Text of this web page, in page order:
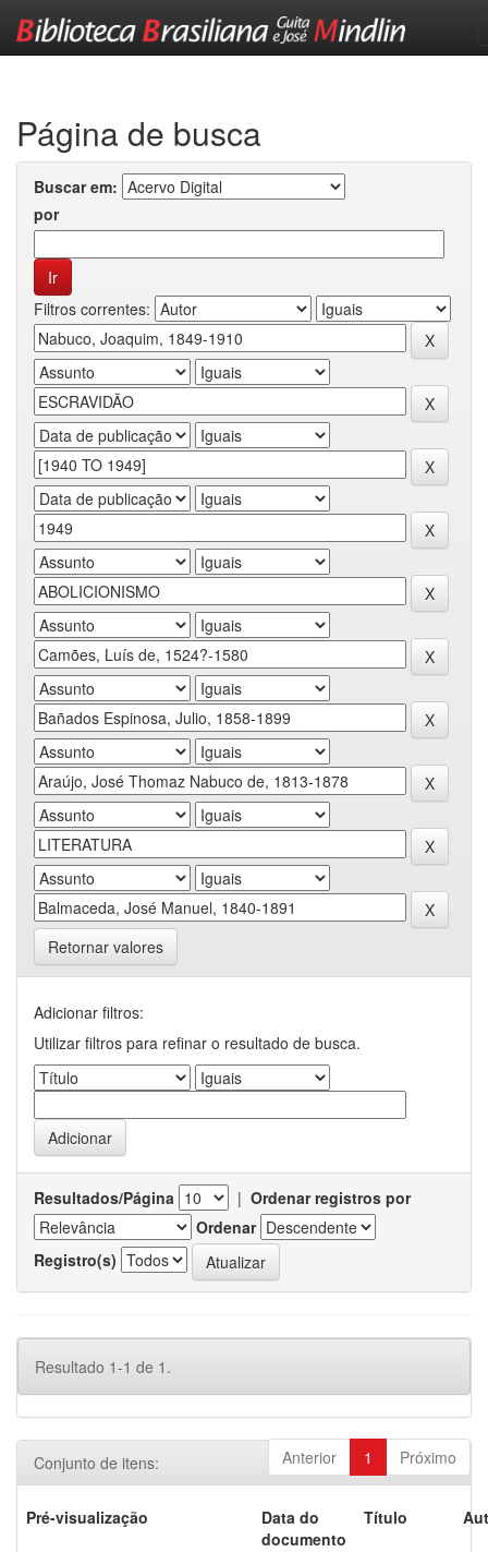
Página de busca
Buscar em:
por
Filtros correntes:
Retornar valores
Adicionar filtros:
Utilizar filtros para refinar o resultado de busca.
Resultados/Página | Ordenar registros por
Ordenar
Registro(s)
Resultado 1-1 de 1.
Anterior 1 Próximo
Conjunto de itens:
Pré-visualização
Data do
documento
Título